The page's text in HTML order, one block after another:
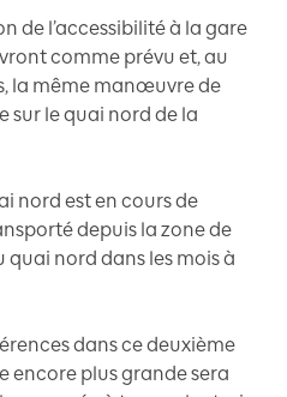
de l’accessibilité à la gare
comme prévu et, au
la même manœuvre de
sur le quai nord de la
nord est en cours de
depuis la zone de
quai nord dans les mois à
dans ce deuxième
encore plus grande sera